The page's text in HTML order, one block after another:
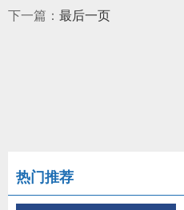
下一篇： 最后一页
热门推荐